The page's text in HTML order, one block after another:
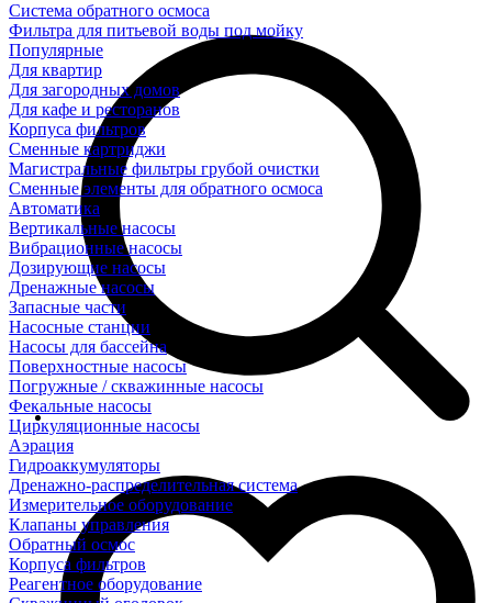
Система обратного осмоса
Фильтра для питьевой воды под мойку
Популярные
Для квартир
Для загородных домов
Для кафе и ресторанов
Корпуса фильтров
Сменные картриджи
Магистральные фильтры грубой очистки
Сменные элементы для обратного осмоса
Автоматика
Вертикальные насосы
Вибрационные насосы
Дозирующие насосы
Дренажные насосы
Запасные части
Насосные станции
Насосы для бассейна
Поверхностные насосы
Погружные / скважинные насосы
Фекальные насосы
Циркуляционные насосы
Аэрация
Гидроаккумуляторы
Дренажно-распределительная система
Измерительное оборудование
Клапаны управления
Обратный осмос
Корпуса фильтров
Реагентное оборудование